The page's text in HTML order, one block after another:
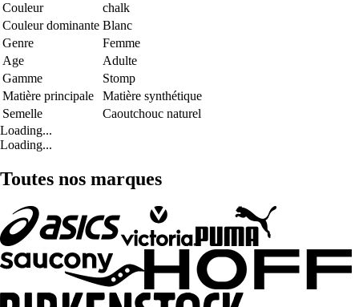
Couleur
chalk
Couleur dominante Blanc
Genre
Femme
Age
Adulte
Gamme
Stomp
Matière principale
Matière synthétique
Semelle
Caoutchouc naturel
Loading...
Loading...
Toutes nos marques